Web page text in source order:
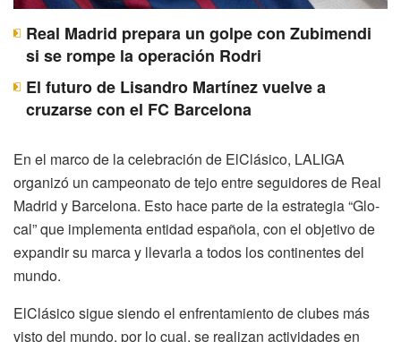
Real Madrid prepara un golpe con Zubimendi
si se rompe la operación Rodri
El futuro de Lisandro Martínez vuelve a
cruzarse con el FC Barcelona
En el marco de la celebración de ElClásico, LALIGA
organizó un campeonato de tejo entre seguidores de Real
Madrid y Barcelona. Esto hace parte de la estrategia “Glo-
cal” que implementa entidad española, con el objetivo de
expandir su marca y llevarla a todos los continentes del
mundo.
ElClásico sigue siendo el enfrentamiento de clubes más
visto del mundo, por lo cual, se realizan actividades en